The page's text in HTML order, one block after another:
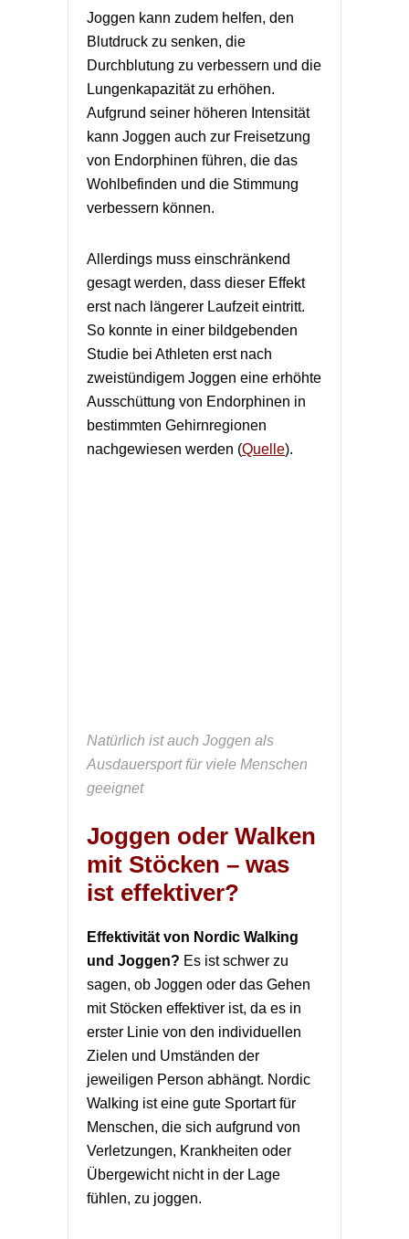
Joggen kann zudem helfen, den
Blutdruck zu senken, die
Durchblutung zu verbessern und die
Lungenkapazität zu erhöhen.
Aufgrund seiner höheren Intensität
kann Joggen auch zur Freisetzung
von Endorphinen führen, die das
Wohlbefinden und die Stimmung
verbessern können.
Allerdings muss einschränkend
gesagt werden, dass dieser Effekt
erst nach längerer Laufzeit eintritt.
So konnte in einer bildgebenden
Studie bei Athleten erst nach
zweistündigem Joggen eine erhöhte
Ausschüttung von Endorphinen in
bestimmten Gehirnregionen
nachgewiesen werden (Quelle).
Natürlich ist auch Joggen als
Ausdauersport für viele Menschen
geeignet
Joggen oder Walken
mit Stöcken – was
ist effektiver?
Effektivität von Nordic Walking
und Joggen? Es ist schwer zu
sagen, ob Joggen oder das Gehen
mit Stöcken effektiver ist, da es in
erster Linie von den individuellen
Zielen und Umständen der
jeweiligen Person abhängt. Nordic
Walking ist eine gute Sportart für
Menschen, die sich aufgrund von
Verletzungen, Krankheiten oder
Übergewicht nicht in der Lage
fühlen, zu joggen.